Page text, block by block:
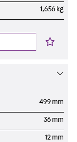
1,656 kg
499 mm
36 mm
12 mm